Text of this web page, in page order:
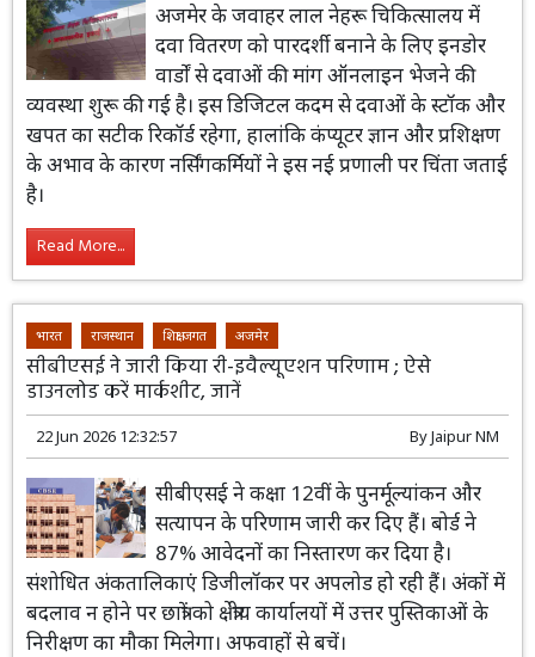
अजमेर के जवाहर लाल नेहरू चिकित्सालय में
दवा वितरण को पारदर्शी बनाने के लिए इनडोर
वार्डों से दवाओं की मांग ऑनलाइन भेजने की
व्यवस्था शुरू की गई है। इस डिजिटल कदम से दवाओं के स्टॉक और
खपत का सटीक रिकॉर्ड रहेगा, हालांकि कंप्यूटर ज्ञान और प्रशिक्षण
के अभाव के कारण नर्सिंगकर्मियों ने इस नई प्रणाली पर चिंता जताई
है।
Read More...
भारत राजस्थान शिक्षा जगत अजमेर
सीबीएसई ने जारी किया री-इवैल्यूएशन परिणाम ; ऐसे
डाउनलोड करें मार्कशीट, जानें
22 Jun 2026 12:32:57 ByJaipur NM
सीबीएसई ने कक्षा 12वीं के पुनर्मूल्यांकन और
सत्यापन के परिणाम जारी कर दिए हैं। बोर्ड ने
87% आवेदनों का निस्तारण कर दिया है।
संशोधित अंकतालिकाएं डिजीलॉकर पर अपलोड हो रही हैं। अंकों में
बदलाव न होने पर छात्रों को क्षेत्रीय कार्यालयों में उत्तर पुस्तिकाओं के
निरीक्षण का मौका मिलेगा। अफवाहों से बचें।